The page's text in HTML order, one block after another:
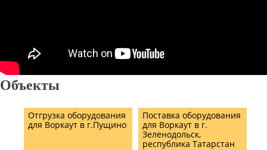
Объекты
Отгрузка оборудования
для Воркаут в г.Пущино
Поставка оборудования
для Воркаут в г.
Зеленодольск,
республика Татарстан